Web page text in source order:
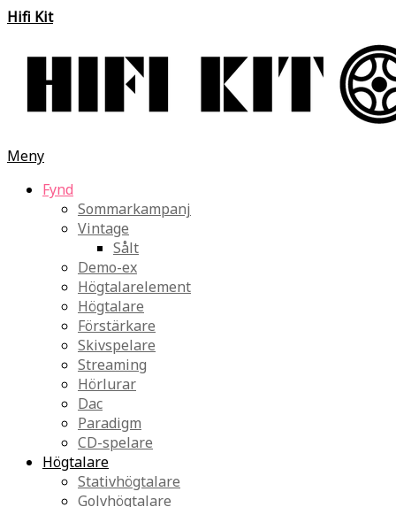
Hifi Kit
Meny
Fynd
Sommarkampanj
Vintage
Sålt
Demo-ex
Högtalarelement
Högtalare
Förstärkare
Skivspelare
Streaming
Hörlurar
Dac
Paradigm
CD-spelare
Högtalare
Stativhögtalare
Golvhögtalare